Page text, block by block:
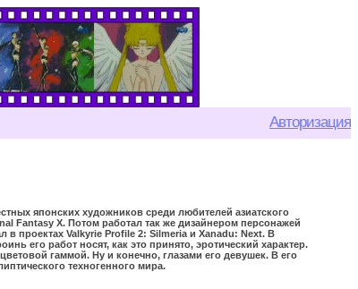
Авторизация
японских художников среди любителей азиатского
Fantasy X. Потом работал так же дизайнером персонажей
проектах Valkyrie Profile 2: Silmeria и Xanadu: Next. В
его работ носят, как это принято, эротический характер.
гаммой. Ну и конечно, глазами его девушек. В его
техногенного мира.